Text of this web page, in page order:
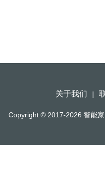
关于我们 |
Copyright © 2017-2026 智能